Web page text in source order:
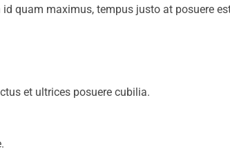
quam maximus, tempus justo at posuere
et ultrices posuere cubilia.